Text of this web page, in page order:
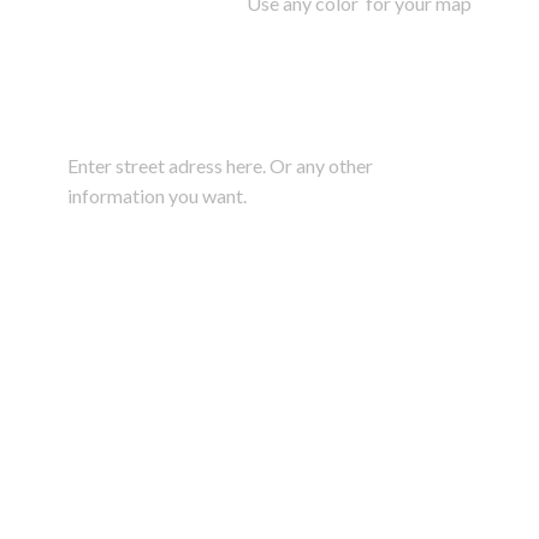
Enter street adress here. Or any other
information you want.